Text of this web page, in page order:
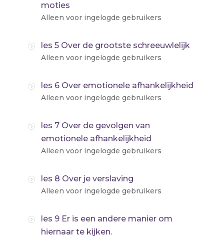
moties
Alleen voor ingelogde gebruikers
les 5 Over de grootste schreeuwlelijk
Alleen voor ingelogde gebruikers
les 6 Over emotionele afhankelijkheid
Alleen voor ingelogde gebruikers
les 7 Over de gevolgen van
emotionele afhankelijkheid
Alleen voor ingelogde gebruikers
les 8 Over je verslaving
Alleen voor ingelogde gebruikers
les 9 Er is een andere manier om
hiernaar te kijken.